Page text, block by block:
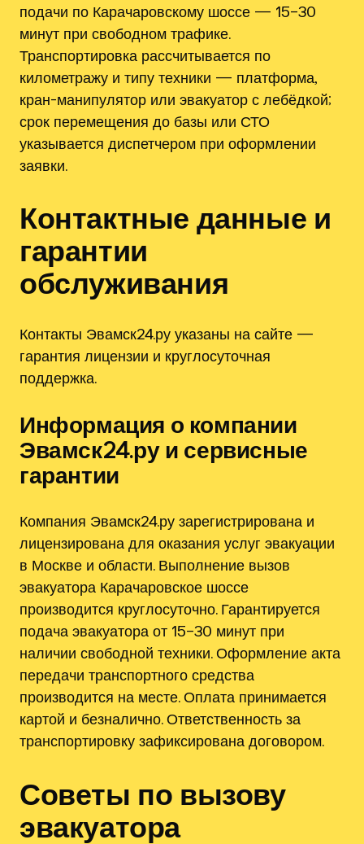
подачи по Карачаровскому шоссе — 15–30
минут при свободном трафике.
Транспортировка рассчитывается по
километражу и типу техники — платформа,
кран-манипулятор или эвакуатор с лебёдкой;
срок перемещения до базы или СТО
указывается диспетчером при оформлении
заявки.
Контактные данные и
гарантии
обслуживания
Контакты Эвамск24.ру указаны на сайте —
гарантия лицензии и круглосуточная
поддержка.
Информация о компании
Эвамск24.ру и сервисные
гарантии
Компания Эвамск24.ру зарегистрирована и
лицензирована для оказания услуг эвакуации
в Москве и области. Выполнение вызов
эвакуатора Карачаровское шоссе
производится круглосуточно. Гарантируется
подача эвакуатора от 15–30 минут при
наличии свободной техники. Оформление акта
передачи транспортного средства
производится на месте. Оплата принимается
картой и безналично. Ответственность за
транспортировку зафиксирована договором.
Советы по вызову
эвакуатора